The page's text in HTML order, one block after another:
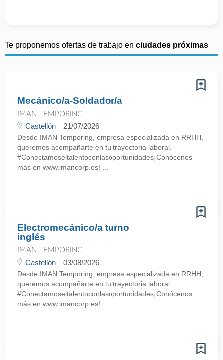
Te proponemos ofertas de trabajo en ciudades próximas
Mecánico/a-Soldador/a
IMAN TEMPORING
Castellón 21/07/2026
Desde IMAN Temporing, empresa especializada en RRHH,
queremos acompañarte en tu trayectoria laboral.
#Conectamoseltalentoconlasoportunidades¡Conócenos
más en www.imancorp.es! ...
Electromecánico/a turno
inglés
IMAN TEMPORING
Castellón 03/08/2026
Desde IMAN Temporing, empresa especializada en RRHH,
queremos acompañarte en tu trayectoria laboral.
#Conectamoseltalentoconlasoportunidades¡Conócenos
más en www.imancorp.es! ...